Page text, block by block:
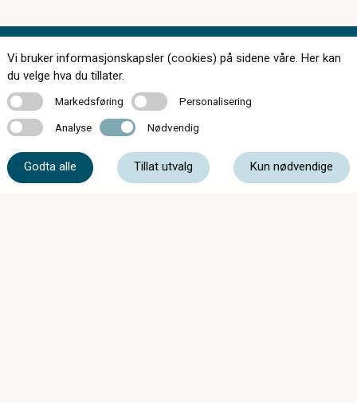
Kontakt oss
Vi bruker informasjonskapsler (cookies) på sidene våre. Her kan
du velge hva du tillater.
MarkedsføringMarkedsføring PersonaliseringPersonalisering
Analyse Analyse Nødvendig Nødvendig
Godta alle Tillat utvalg Kun nødvendige